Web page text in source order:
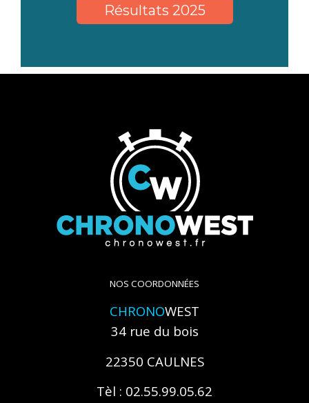
Résultats 2025
NOS COORDONNÉES
CHRONOWEST
34 rue du bois
22350 CAULNES
Tèl : 02.55.99.05.62